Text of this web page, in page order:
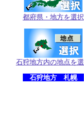
都府県・地方を選択
石狩地方内の地点を
石狩地方 札幌